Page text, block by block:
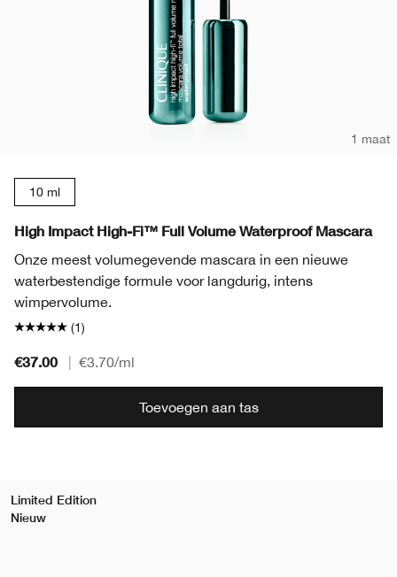
1 maat
10 ml
High Impact High-Fi™ Full Volume Waterproof Mascara
Onze meest volumegevende mascara in een nieuwe
waterbestendige formule voor langdurig, intens
wimpervolume.
(1)
€37.00 €3.70/ml
Toevoegen aan tas
Limited Edition
Nieuw